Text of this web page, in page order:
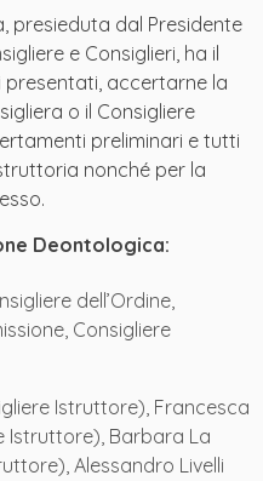
presieduta dal Presidente
e Consiglieri, ha il
accertarne la
o il Consigliere
preliminari e tutti
nonché per la
Deontologica:
dell’Ordine,
Consigliere
Istruttore), Francesca
Istruttore), Barbara La
Alessandro Livelli